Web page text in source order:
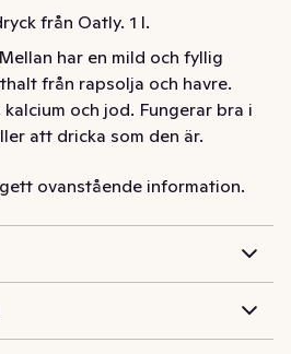
från Oatly. 1 l.
har en mild och fyllig
från rapsolja och havre.
och jod. Fungerar bra i
att dricka som den är.
ovanstående information.